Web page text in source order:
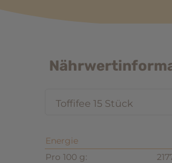
Energie